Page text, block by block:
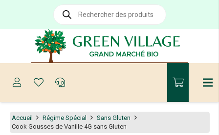
Recherche
produits
Accueil Régime Spécial
Sans Gluten
Cook Gousses de Vanille 4G sans Gluten